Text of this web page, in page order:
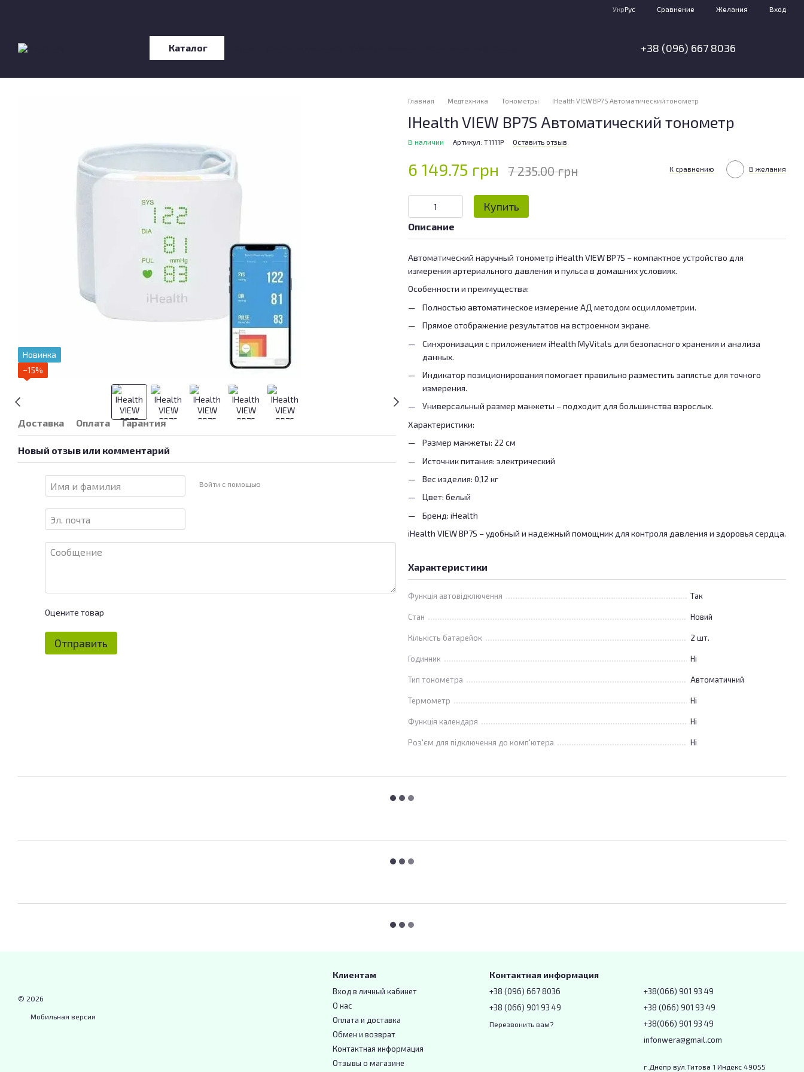
УкрРус Сравнение Желания Вход
Каталог +38 (096) 667 8036
Новинка
−15%
Доставка Оплата Гарантия
Новый отзыв или комментарий
Войти с помощью
Оцените товар
Отправить
Главная Медтехника Тонометры IHealth VIEW BP7S Автоматический тонометр
IHealth VIEW BP7S Автоматический тонометр
В наличии Артикул: T1111P Оставить отзыв
6 149.75 грн 7 235.00 грн К сравнению В желания
Купить
Описание
Автоматический наручный тонометр iHealth VIEW BP7S – компактное устройство для
измерения артериального давления и пульса в домашних условиях.
Особенности и преимущества:
Полностью автоматическое измерение АД методом осциллометрии.
Прямое отображение результатов на встроенном экране.
Синхронизация с приложением iHealth MyVitals для безопасного хранения и анализа
данных.
Индикатор позиционирования помогает правильно разместить запястье для точного
измерения.
Универсальный размер манжеты – подходит для большинства взрослых.
Характеристики:
Размер манжеты: 22 см
Источник питания: электрический
Вес изделия: 0,12 кг
Цвет: белый
Бренд: iHealth
iHealth VIEW BP7S – удобный и надежный помощник для контроля давления и здоровья сердца.
Характеристики
Функція автовідключення Так
Стан Новий
Кількість батарейок 2 шт.
Годинник Ні
Тип тонометра Автоматичний
Термометр Ні
Функція календаря Ні
Роз'єм для підключення до комп'ютера Ні
© 2026
Мобильная версия
Клиентам
Вход в личный кабинет
О нас
Оплата и доставка
Обмен и возврат
Контактная информация
Отзывы о магазине
Контактная информация
+38 (096) 667 8036
+38 (066) 901 93 49
Перезвонить вам?
+38(066) 901 93 49
+38 (066) 901 93 49
+38(066) 901 93 49
infonwera@gmail.com
г.Днепр вул.Титова 1 Индекс 49055